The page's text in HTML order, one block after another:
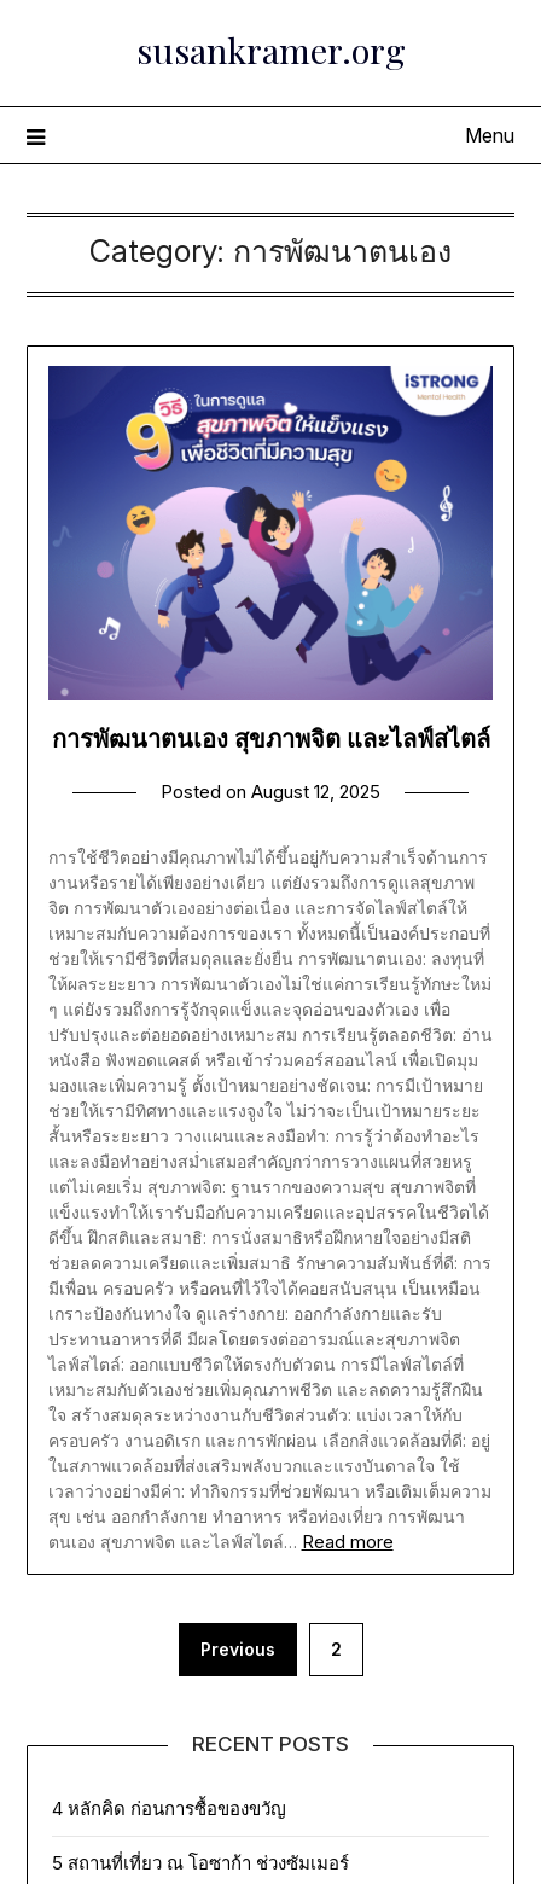
susankramer.org
Menu
Category: การพัฒนาตนเอง
การพัฒนาตนเอง สุขภาพจิต และไลฟ์สไตล์
Posted on August 12, 2025
การใช้ชีวิตอย่างมีคุณภาพไม่ได้ขึ้นอยู่กับความสำเร็จด้านการ
งานหรือรายได้เพียงอย่างเดียว แต่ยังรวมถึงการดูแลสุขภาพ
จิต การพัฒนาตัวเองอย่างต่อเนื่อง และการจัดไลฟ์สไตล์ให้
เหมาะสมกับความต้องการของเรา ทั้งหมดนี้เป็นองค์ประกอบที่
ช่วยให้เรามีชีวิตที่สมดุลและยั่งยืน การพัฒนาตนเอง: ลงทุนที่
ให้ผลระยะยาว การพัฒนาตัวเองไม่ใช่แค่การเรียนรู้ทักษะใหม่
ๆ แต่ยังรวมถึงการรู้จักจุดแข็งและจุดอ่อนของตัวเอง เพื่อ
ปรับปรุงและต่อยอดอย่างเหมาะสม การเรียนรู้ตลอดชีวิต: อ่าน
หนังสือ ฟังพอดแคสต์ หรือเข้าร่วมคอร์สออนไลน์ เพื่อเปิดมุม
มองและเพิ่มความรู้ ตั้งเป้าหมายอย่างชัดเจน: การมีเป้าหมาย
ช่วยให้เรามีทิศทางและแรงจูงใจ ไม่ว่าจะเป็นเป้าหมายระยะ
สั้นหรือระยะยาว วางแผนและลงมือทำ: การรู้ว่าต้องทำอะไร
และลงมือทำอย่างสม่ำเสมอสำคัญกว่าการวางแผนที่สวยหรู
แต่ไม่เคยเริ่ม สุขภาพจิต: ฐานรากของความสุข สุขภาพจิตที่
แข็งแรงทำให้เรารับมือกับความเครียดและอุปสรรคในชีวิตได้
ดีขึ้น ฝึกสติและสมาธิ: การนั่งสมาธิหรือฝึกหายใจอย่างมีสติ
ช่วยลดความเครียดและเพิ่มสมาธิ รักษาความสัมพันธ์ที่ดี: การ
มีเพื่อน ครอบครัว หรือคนที่ไว้ใจได้คอยสนับสนุน เป็นเหมือน
เกราะป้องกันทางใจ ดูแลร่างกาย: ออกกำลังกายและรับ
ประทานอาหารที่ดี มีผลโดยตรงต่ออารมณ์และสุขภาพจิต
ไลฟ์สไตล์: ออกแบบชีวิตให้ตรงกับตัวตน การมีไลฟ์สไตล์ที่
เหมาะสมกับตัวเองช่วยเพิ่มคุณภาพชีวิต และลดความรู้สึกฝืน
ใจ สร้างสมดุลระหว่างงานกับชีวิตส่วนตัว: แบ่งเวลาให้กับ
ครอบครัว งานอดิเรก และการพักผ่อน เลือกสิ่งแวดล้อมที่ดี: อยู่
ในสภาพแวดล้อมที่ส่งเสริมพลังบวกและแรงบันดาลใจ ใช้
เวลาว่างอย่างมีค่า: ทำกิจกรรมที่ช่วยพัฒนา หรือเติมเต็มความ
สุข เช่น ออกกำลังกาย ทำอาหาร หรือท่องเที่ยว การพัฒนา
ตนเอง สุขภาพจิต และไลฟ์สไตล์… Read more
Previous 2
RECENT POSTS
4 หลักคิด ก่อนการซื้อของขวัญ
5 สถานที่เที่ยว ณ โอซาก้า ช่วงซัมเมอร์